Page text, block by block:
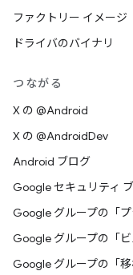
ファクトリー イメージ
ドライバのバイナリ
つながる
X の @Android
X の @AndroidDev
Android ブログ
Google セキュリティ
Google グループの「
Google グループの「
Google グループの「